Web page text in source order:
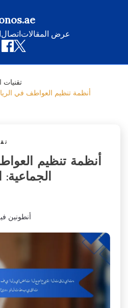
اتصالعرض المقالات
أنظمة تنظيم العواطف في
أنظمة تنظيم
الجماعية:
أنطونين